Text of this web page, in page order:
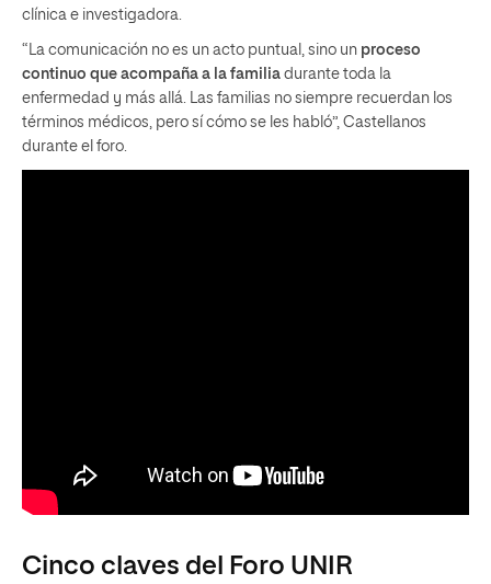
clínica e investigadora.
“La comunicación no es un acto puntual, sino un proceso
continuo que acompaña a la familia durante toda la
enfermedad y más allá. Las familias no siempre recuerdan los
términos médicos, pero sí cómo se les habló”, Castellanos
durante el foro.
Cinco claves del Foro UNIR